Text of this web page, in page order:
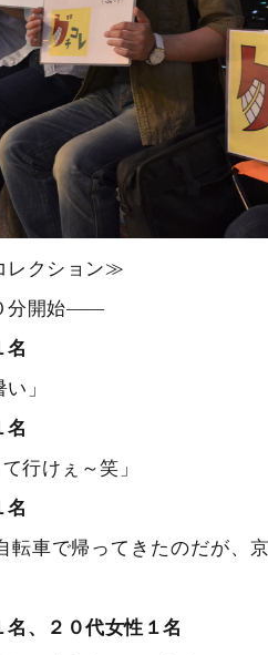
レクション≫
分開始――
名
」
名
行けぇ～笑」
名
転車で帰ってきたのだが、
、２０代女性１名